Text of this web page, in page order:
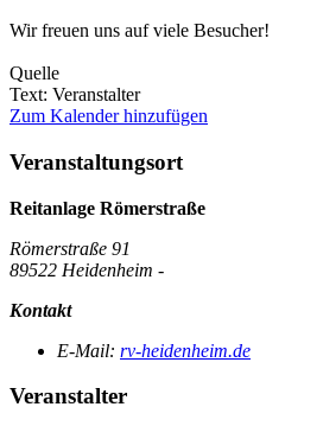
Wir freuen uns auf viele Besucher!
Quelle
Text: Veranstalter
Zum Kalender hinzufügen
Veranstaltungsort
Reitanlage Römerstraße
Römerstraße 91
89522 Heidenheim -
Kontakt
E-Mail: rv-heidenheim.de
Veranstalter